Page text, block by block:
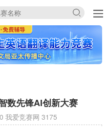
数先锋AI创新大赛
我爱竞赛网 3175